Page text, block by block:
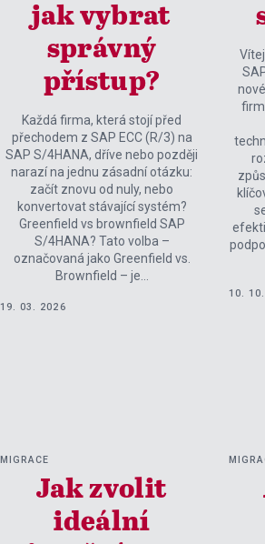
jak vybrat
správný
přístup?
Každá firma, která stojí před
přechodem z SAP ECC (R/3) na
SAP S/4HANA, dříve nebo později
narazí na jednu zásadní otázku:
začít znovu od nuly, nebo
konvertovat stávající systém?
Greenfield vs brownfield SAP
S/4HANA? Tato volba –
označovaná jako Greenfield vs.
Brownfield – je…
19. 03. 2026
10.
MIGRACE
Jak zvolit
ideální